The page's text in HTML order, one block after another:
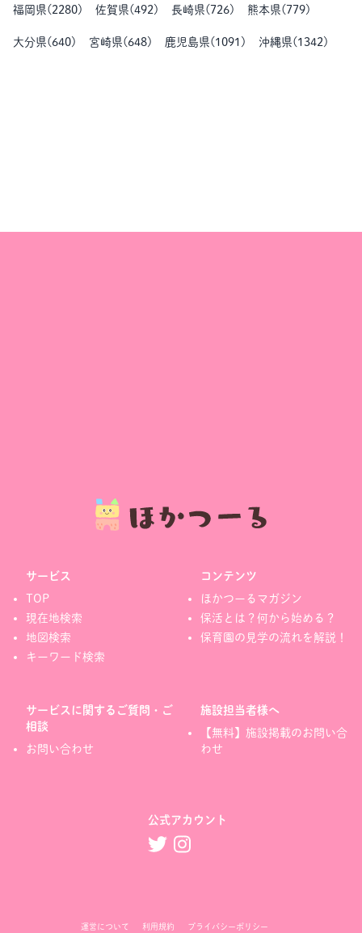
福岡県( 2280) 佐賀県(492 ) 長崎県( 726) 熊本県( 779)
大分県( 640) 宮崎県( 648) 鹿児島県( 1091 ) 沖縄県( 1342 )
サービス
TOP
現在地検索
地図検索
キーワード検索
コンテンツ
ほかつーるマガジン
保活とは？何から始める？
保育園の見学の流れを解説！
サービスに関するご質問・ご
相談
お問い合わせ
施設担当者様へ
【無料】施設掲載のお問い合
わせ
公式アカウント
運営について 利用規約 プライバシーポリシー